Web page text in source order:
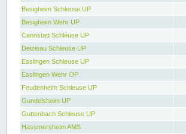
Besigheim Schleuse UP
Besigheim Wehr UP
Cannstatt Schleuse UP
Deizisau Schleuse UP
Esslingen Schleuse UP
Esslingen Wehr OP
Feudenheim Schleuse UP
Gundelsheim UP
Guttenbach Schleuse UP
Hassmersheim AMS